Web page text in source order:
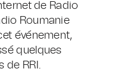
de Radio
Roumanie
événement,
quelques
de RRI.